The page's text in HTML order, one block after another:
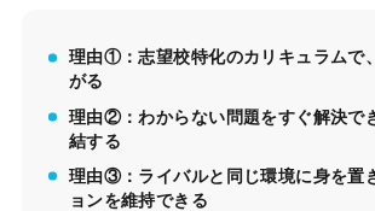
理由①：志望校特化のカリキュラムで
がる
理由②：わからない問題をすぐ解決で
結する
理由③：ライバルと同じ環境に身を置
ョンを維持できる